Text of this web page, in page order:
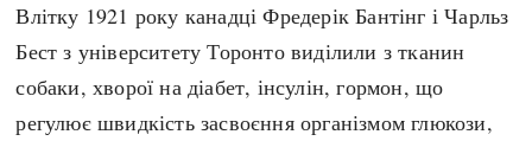
Регіони
Австралія
Азія
Америка
Індекси
Нові статті
Популярні статті
Всі статті
Влітку 1921 року канадці Фредерік Бантінг і Чарльз
Бест з університету Торонто виділили з тканин
собаки, хворої на діабет, інсулін, гормон, що
регулює швидкість засвоєння організмом глюкози,